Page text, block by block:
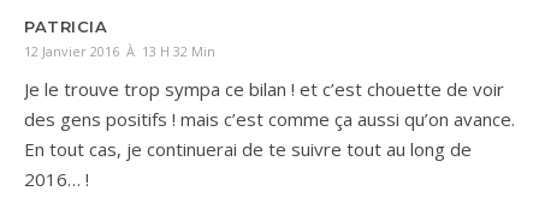
PATRICIA
12 Janvier 2016 À 13 H 32 Min
Je le trouve trop sympa ce bilan ! et c’est chouette de voir
des gens positifs ! mais c’est comme ça aussi qu’on avance.
En tout cas, je continuerai de te suivre tout au long de
2016… !